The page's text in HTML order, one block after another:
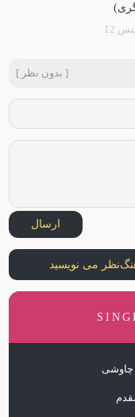
12
[ بدون نظر ]
ارسال
نظر می نویسید